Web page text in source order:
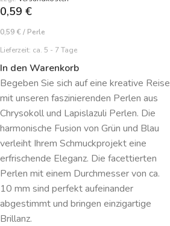
0,59 €
0,59 € / Perle
Lieferzeit: ca. 5 - 7 Tage
In den Warenkorb
Begeben Sie sich auf eine kreative Reise
mit unseren faszinierenden Perlen aus
Chrysokoll und Lapislazuli Perlen. Die
harmonische Fusion von Grün und Blau
verleiht Ihrem Schmuckprojekt eine
erfrischende Eleganz. Die facettierten
Perlen mit einem Durchmesser von ca.
10 mm sind perfekt aufeinander
abgestimmt und bringen einzigartige
Brillanz.